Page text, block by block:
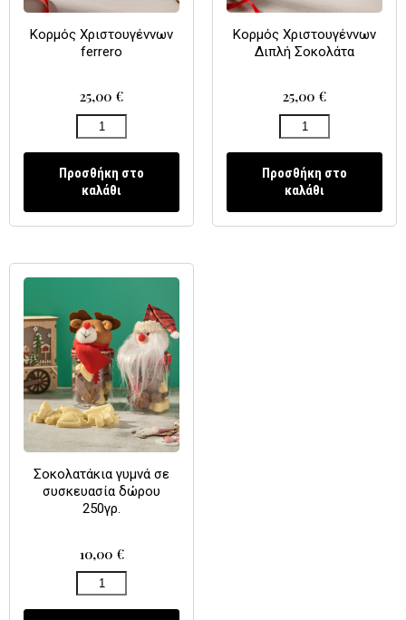
Κορμός Χριστουγέννων
ferrero
25,00 €
Προσθήκη στο
καλάθι
Κορμός Χριστουγέννων
Διπλή Σοκολάτα
25,00 €
Προσθήκη στο
καλάθι
Σοκολατάκια γυμνά σε
συσκευασία δώρου
250γρ.
10,00 €